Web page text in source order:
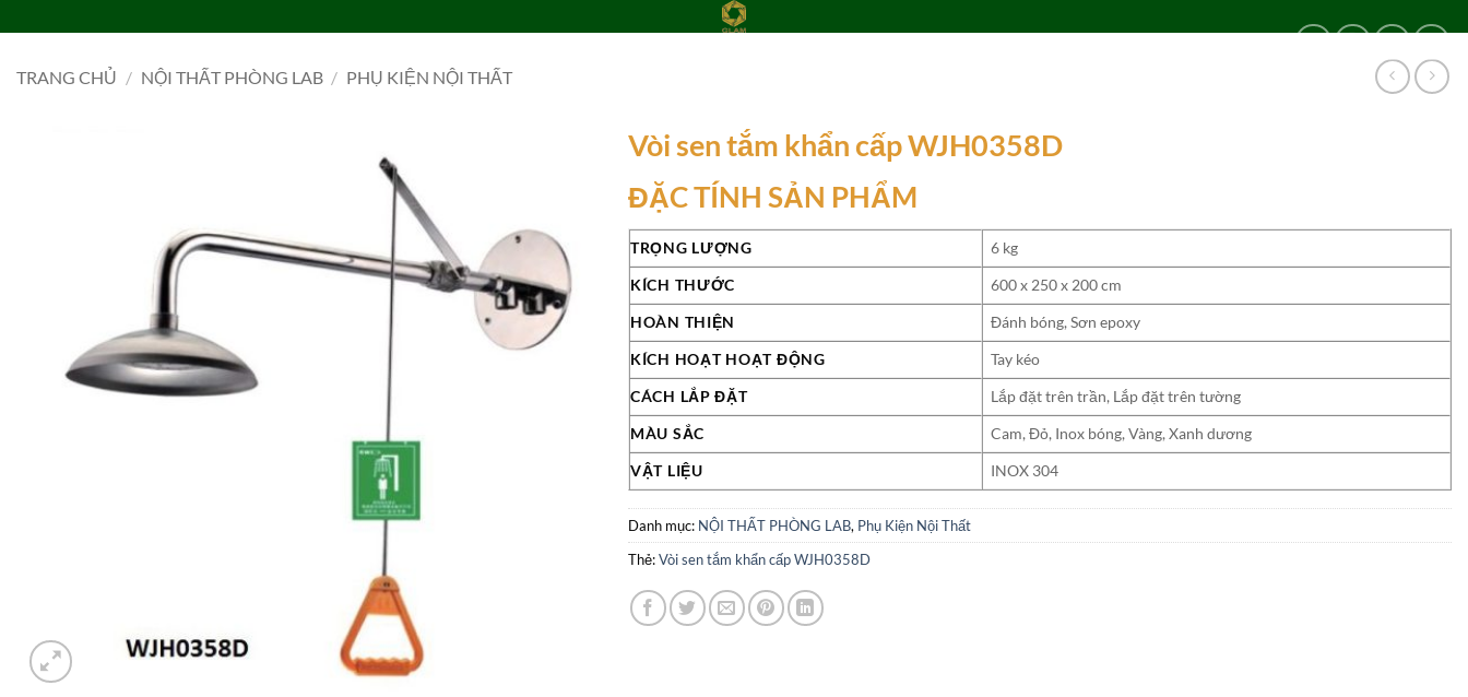
qua
nộiTRANG CHỦ / NỘI THẤT PHÒNG LAB / PHỤ KIỆN NỘI THẤT
Vòi sen tắm khẩn cấp WJH0358D
ĐẶC TÍNH SẢN PHẨM
TRỌNG LƯỢNG
6 kg
KÍCH THƯỚC
600 x 250 x 200 cm
HOÀN THIỆN
Đánh bóng, Sơn epoxy
KÍCH HOẠT HOẠT ĐỘNG
Tay kéo
CÁCH LẮP ĐẶT
Lắp đặt trên trần, Lắp đặt trên tường
MÀU SẮC
Cam, Đỏ, Inox bóng, Vàng, Xanh dương
VẬT LIỆU
INOX 304
Danh mục: NỘI THẤT PHÒNG LAB, Phụ Kiện Nội Thất
Thẻ:Vòi sen tắm khẩn cấp WJH0358D